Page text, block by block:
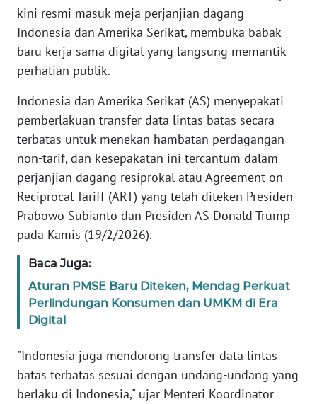
kini resmi masuk meja perjanjian dagang
Indonesia dan Amerika Serikat, membuka babak
baru kerja sama digital yang langsung memantik
perhatian publik.
Indonesia dan Amerika Serikat (AS) menyepakati
pemberlakuan transfer data lintas batas secara
terbatas untuk menekan hambatan perdagangan
non-tarif, dan kesepakatan ini tercantum dalam
perjanjian dagang resiprokal atau Agreement on
Reciprocal Tariff (ART) yang telah diteken Presiden
Prabowo Subianto dan Presiden AS Donald Trump
pada Kamis (19/2/2026).
Baca Juga:
Aturan PMSE Baru Diteken, Mendag Perkuat
Perlindungan Konsumen dan UMKM di Era
Digital
"Indonesia juga mendorong transfer data lintas
batas terbatas sesuai dengan undang-undang yang
berlaku di Indonesia," ujar Menteri Koordinator
Informasi
INDEKS
BERITA
KAMI
INFO
IKLAN
TENTANG
KAMI
MEDIA
REDAKSI
KARIR
DISCLAIMER